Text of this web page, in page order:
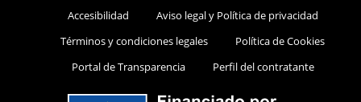
Accesibilidad
Aviso legal y Política de privacidad
Términos y condiciones legales
Política de Cookies
Portal de Transparencia
Perfil del contratante